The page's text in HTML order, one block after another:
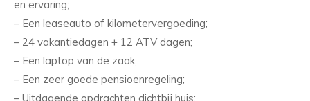
en ervaring;
– Een leaseauto of kilometervergoeding;
– 24 vakantiedagen + 12 ATV dagen;
– Een laptop van de zaak;
– Een zeer goede pensioenregeling;
– Uitdagende opdrachten dichtbij huis;